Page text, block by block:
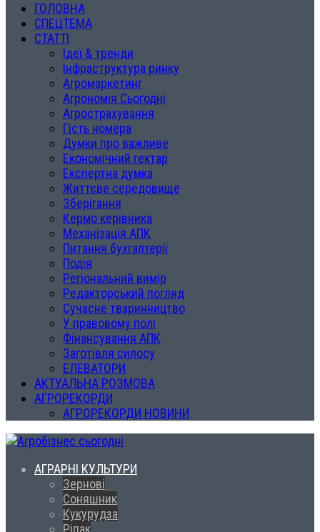
ГОЛОВНА
СПЕЦТЕМА
СТАТТІ
Ідеї & тренди
Інфраструктура ринку
Агромаркетинг
Агрономія Сьогодні
Агрострахування
Гість номера
Думки про важливе
Економічний гектар
Експертна думка
Життєве середовище
Зберігання
Кермо керівника
Механізація АПК
Питання бухгалтерії
Подія
Регіональний вимір
Редакторський погляд
Сучасне тваринництво
У правовому полі
Фінансування АПК
Заготівля силосу
ЕЛЕВАТОРИ
АКТУАЛЬНА РОЗМОВА
АГРОРЕКОРДИ
АГРОРЕКОРДИ НОВИНИ
АГРАРНІ КУЛЬТУРИ
Зернові
Соняшник
Кукурудза
Ріпак